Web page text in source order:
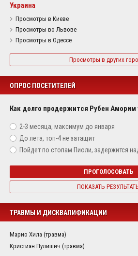
Украина
Просмотры в Киеве
Просмотры во Львове
Просмотры в Одессе
Просмотры в других
ОПРОС ПОСЕТИТЕЛЕЙ
Как долго продержится Рубен Аморим
2-3 месяца, максимум до января
До лета, топ-4 не затащит
Пойдет по стопам Пиоли, задержится
ПРОГОЛОСОВАТЬ
ПОКАЗАТЬ
ТРАВМЫ И ДИСКВАЛИФИКАЦИИ
Марио Хила (травма)
Кристиан Пулишич (травма)